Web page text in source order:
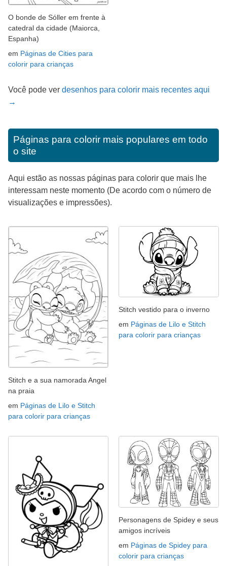
O bonde de Sóller em frente à
catedral da cidade (Maiorca,
Espanha)
em Páginas de Cities para
colorir para crianças
Você pode ver desenhos para colorir mais recentes aqui
→
Páginas para colorir mais populares em todo
o site
Aqui estão as nossas páginas para colorir que mais lhe
interessam neste momento (De acordo com o número de
visualizações e impressões).
Stitch e a sua namorada Angel
na praia
em Páginas de Lilo e Stitch
para colorir para crianças
Stitch vestido para o inverno
em Páginas de Lilo e Stitch
para colorir para crianças
Personagens de Spidey e seus
amigos incríveis
em Páginas de Spidey para
colorir para crianças